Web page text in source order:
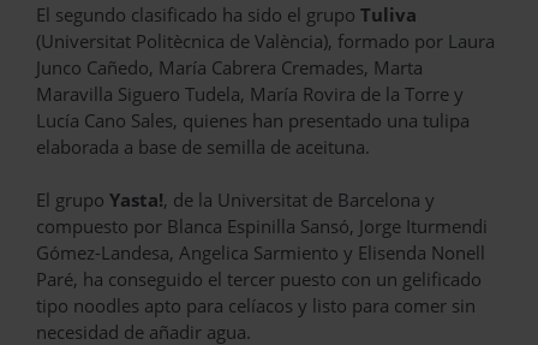
El segundo clasificado ha sido el grupo Tuliva
(Universitat Politècnica de València), formado por Laura
Junco Cañedo, María Cabrera Cremades, Marta
Maravilla Siguero Tudela, María Rovira de la Torre y
Lucía Cano Sales, quienes han presentado una tulipa
elaborada a base de semilla de aceituna.
El grupo Yasta!, de la Universitat de Barcelona y
compuesto por Blanca Espinilla Sansó, Jorge Iturmendi
Gómez-Landesa, Angelica Sarmiento y Elisenda Nonell
Paré, ha conseguido el tercer puesto con un gelificado
tipo noodles apto para celíacos y listo para comer sin
necesidad de añadir agua.